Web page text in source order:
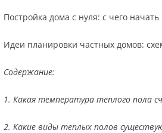
Постройка дома с нуля: с чего
Идеи планировки частных домов:
Содержание:
1. Какая температура теплого пола
2. Какие виды теплых полов